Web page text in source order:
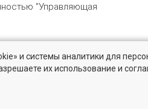
"Управляющая
196105, Санкт-Петербург, пр.
и системы аналитики для
их использование и